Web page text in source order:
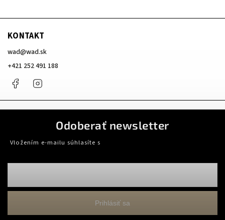
KONTAKT
wad@wad.sk
+421 252 491 188
Facebook
Odoberať newsletter
Vložením e-mailu súhlasíte s
Prihlásiť sa